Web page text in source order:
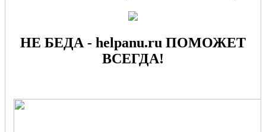
НЕ БЕДА - helpanu.ru ПОМОЖЕТ
ВСЕГДА!